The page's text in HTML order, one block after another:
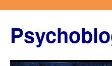
springen